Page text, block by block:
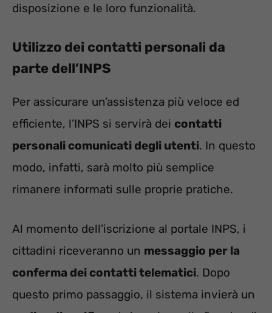
disposizione e le loro funzionalità.
Utilizzo dei contatti personali da
parte dell’INPS
Per assicurare un’assistenza più veloce ed
efficiente, l’INPS si servirà dei contatti
personali comunicati degli utenti. In questo
modo, infatti, sarà molto più semplice
rimanere informati sulle proprie pratiche.
Al momento dell’iscrizione al portale INPS, i
cittadini riceveranno un messaggio per la
conferma dei contatti telematici. Dopo
questo primo passaggio, il sistema invierà un